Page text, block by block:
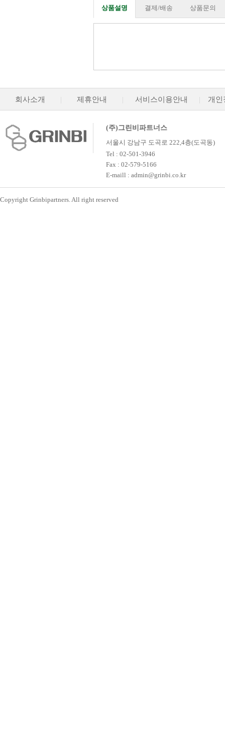
상품설명 결제/배송 상품문의
회사소개 제휴안내 서비스이용안내 개인
(주)그린비파트너스
서울시 강남구 도곡로 222,4층(도곡동)
Tel : 02-501-3946
Fax : 02-579-5166
E-maill : admin@grinbi.co.kr
Copyright Grinbipartners. All right reserved